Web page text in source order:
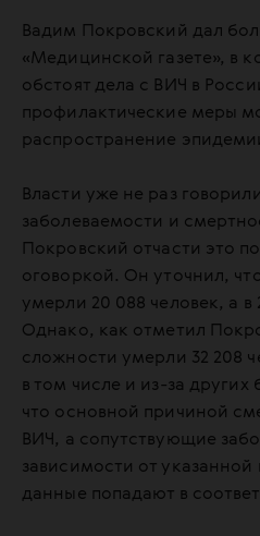
Вадим Покровский дал
«Медицинской газете», в
обстоят дела с ВИЧ в
профилактические меры
распространение
Власти уже не раз
заболеваемости и
Покровский отчасти это
оговоркой. Он уточнил,
умерли 20 088 человек, а
Однако, как отметил
сложности умерли 32 208
в том числе и из-за других
что основной причиной
ВИЧ, а сопутствующие
зависимости от
данные попадают в